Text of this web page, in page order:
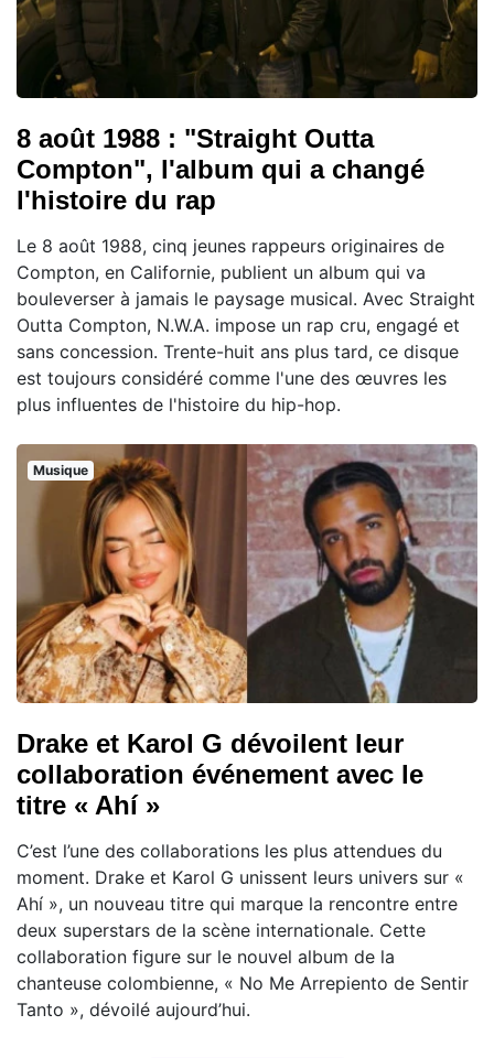
8 août 1988 : "Straight Outta
Compton", l'album qui a changé
l'histoire du rap
Le 8 août 1988, cinq jeunes rappeurs originaires de
Compton, en Californie, publient un album qui va
bouleverser à jamais le paysage musical. Avec Straight
Outta Compton, N.W.A. impose un rap cru, engagé et
sans concession. Trente-huit ans plus tard, ce disque
est toujours considéré comme l'une des œuvres les
plus influentes de l'histoire du hip-hop.
Musique
Drake et Karol G dévoilent leur
collaboration événement avec le
titre « Ahí »
C’est l’une des collaborations les plus attendues du
moment. Drake et Karol G unissent leurs univers sur «
Ahí », un nouveau titre qui marque la rencontre entre
deux superstars de la scène internationale. Cette
collaboration figure sur le nouvel album de la
chanteuse colombienne, « No Me Arrepiento de Sentir
Tanto », dévoilé aujourd’hui.